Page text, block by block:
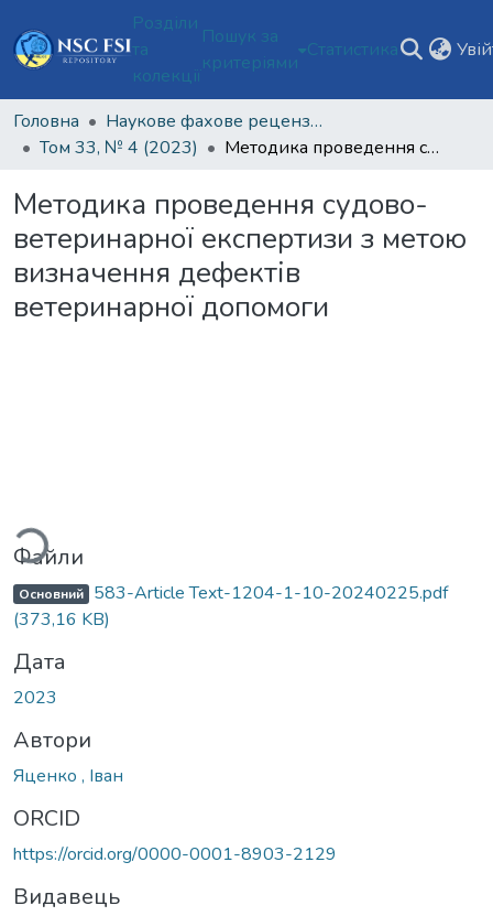
Розділи
та
колекції
Пошук за
критеріями
Статистика
Головна
Наукове фахове рецензоване видання відкритого доступу "Теорія та практика судової експертизи і криміналістики"
Том 33, № 4 (2023)
Методика проведення судово-ветеринарної експертизи з метою визначення дефектів ветеринарної допомоги
Методика проведення судово-
ветеринарної експертизи з метою
визначення дефектів
ветеринарної допомоги
Вантажиться...
Файли
Основний 583-Article Text-1204-1-10-20240225.pdf
(373,16 KB)
Дата
2023
Автори
Яценко , Іван
ORCID
https://orcid.org/0000-0001-8903-2129
Видавець